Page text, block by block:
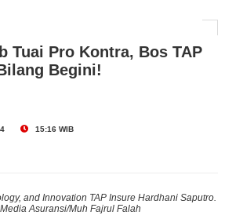
Tuai Pro Kontra, Bos TAP
Begini!
15:16 WIB
and Innovation TAP Insure Hardhani Saputro.
Media Asuransi/Muh Fajrul Falah